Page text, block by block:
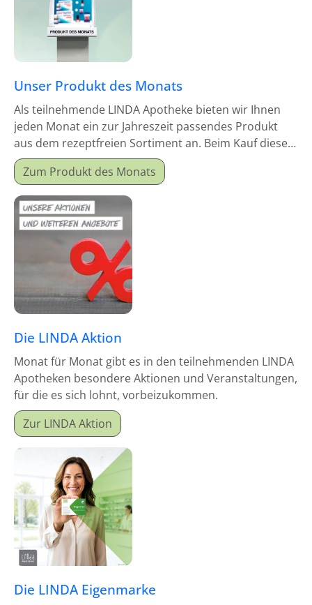
Unser Produkt des Monats
Als teilnehmende LINDA Apotheke bieten wir Ihnen
jeden Monat ein zur Jahreszeit passendes Produkt
aus dem rezeptfreien Sortiment an. Beim Kauf dieses
Monatsproduktes erhalten Sie einen Mitgabeartikel
gratis dazu.
Zum Produkt des Monats
Die LINDA Aktion
Monat für Monat gibt es in den teilnehmenden LINDA
Apotheken besondere Aktionen und Veranstaltungen,
für die es sich lohnt, vorbeizukommen.
Zur LINDA Aktion
Die LINDA Eigenmarke